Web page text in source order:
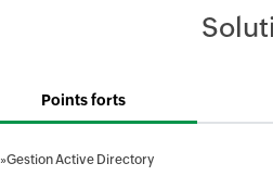
Points forts
»Gestion Active Directory